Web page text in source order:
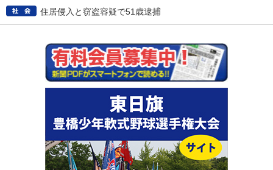
住居侵入と窃盗容疑で51歳逮捕